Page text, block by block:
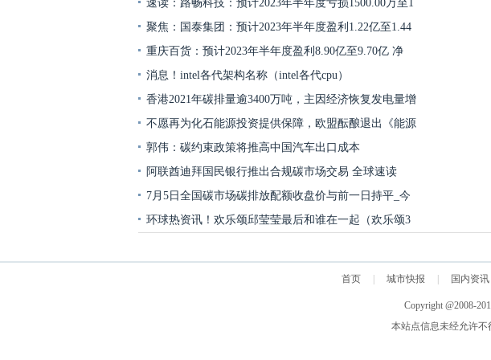
速读：路畅科技：预计2023年半年度亏损1500.00万至1
聚焦：国泰集团：预计2023年半年度盈利1.22亿至1.44
重庆百货：预计2023年半年度盈利8.90亿至9.70亿 净
消息！intel各代架构名称（intel各代cpu）
香港2021年碳排量逾3400万吨，主因经济恢复发电量增
不愿再为化石能源投资提供保障，欧盟酝酿退出《能源
郭伟：碳约束政策将推高中国汽车出口成本
阿联酋迪拜国民银行推出合规碳市场交易 全球速读
7月5日全国碳市场碳排放配额收盘价与前一日持平_今
环球热资讯！欢乐颂邱莹莹最后和谁在一起（欢乐颂3
首页 城市快报 国内资讯
Copyright @2008-
本站点信息未经允许不